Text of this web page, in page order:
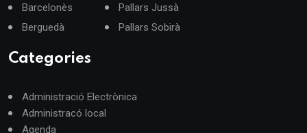
Barcelonès
Berguedà
Pallars Jussà
Pallars Sobirà
Categories
Administració Electrònica
Administracó local
Agenda